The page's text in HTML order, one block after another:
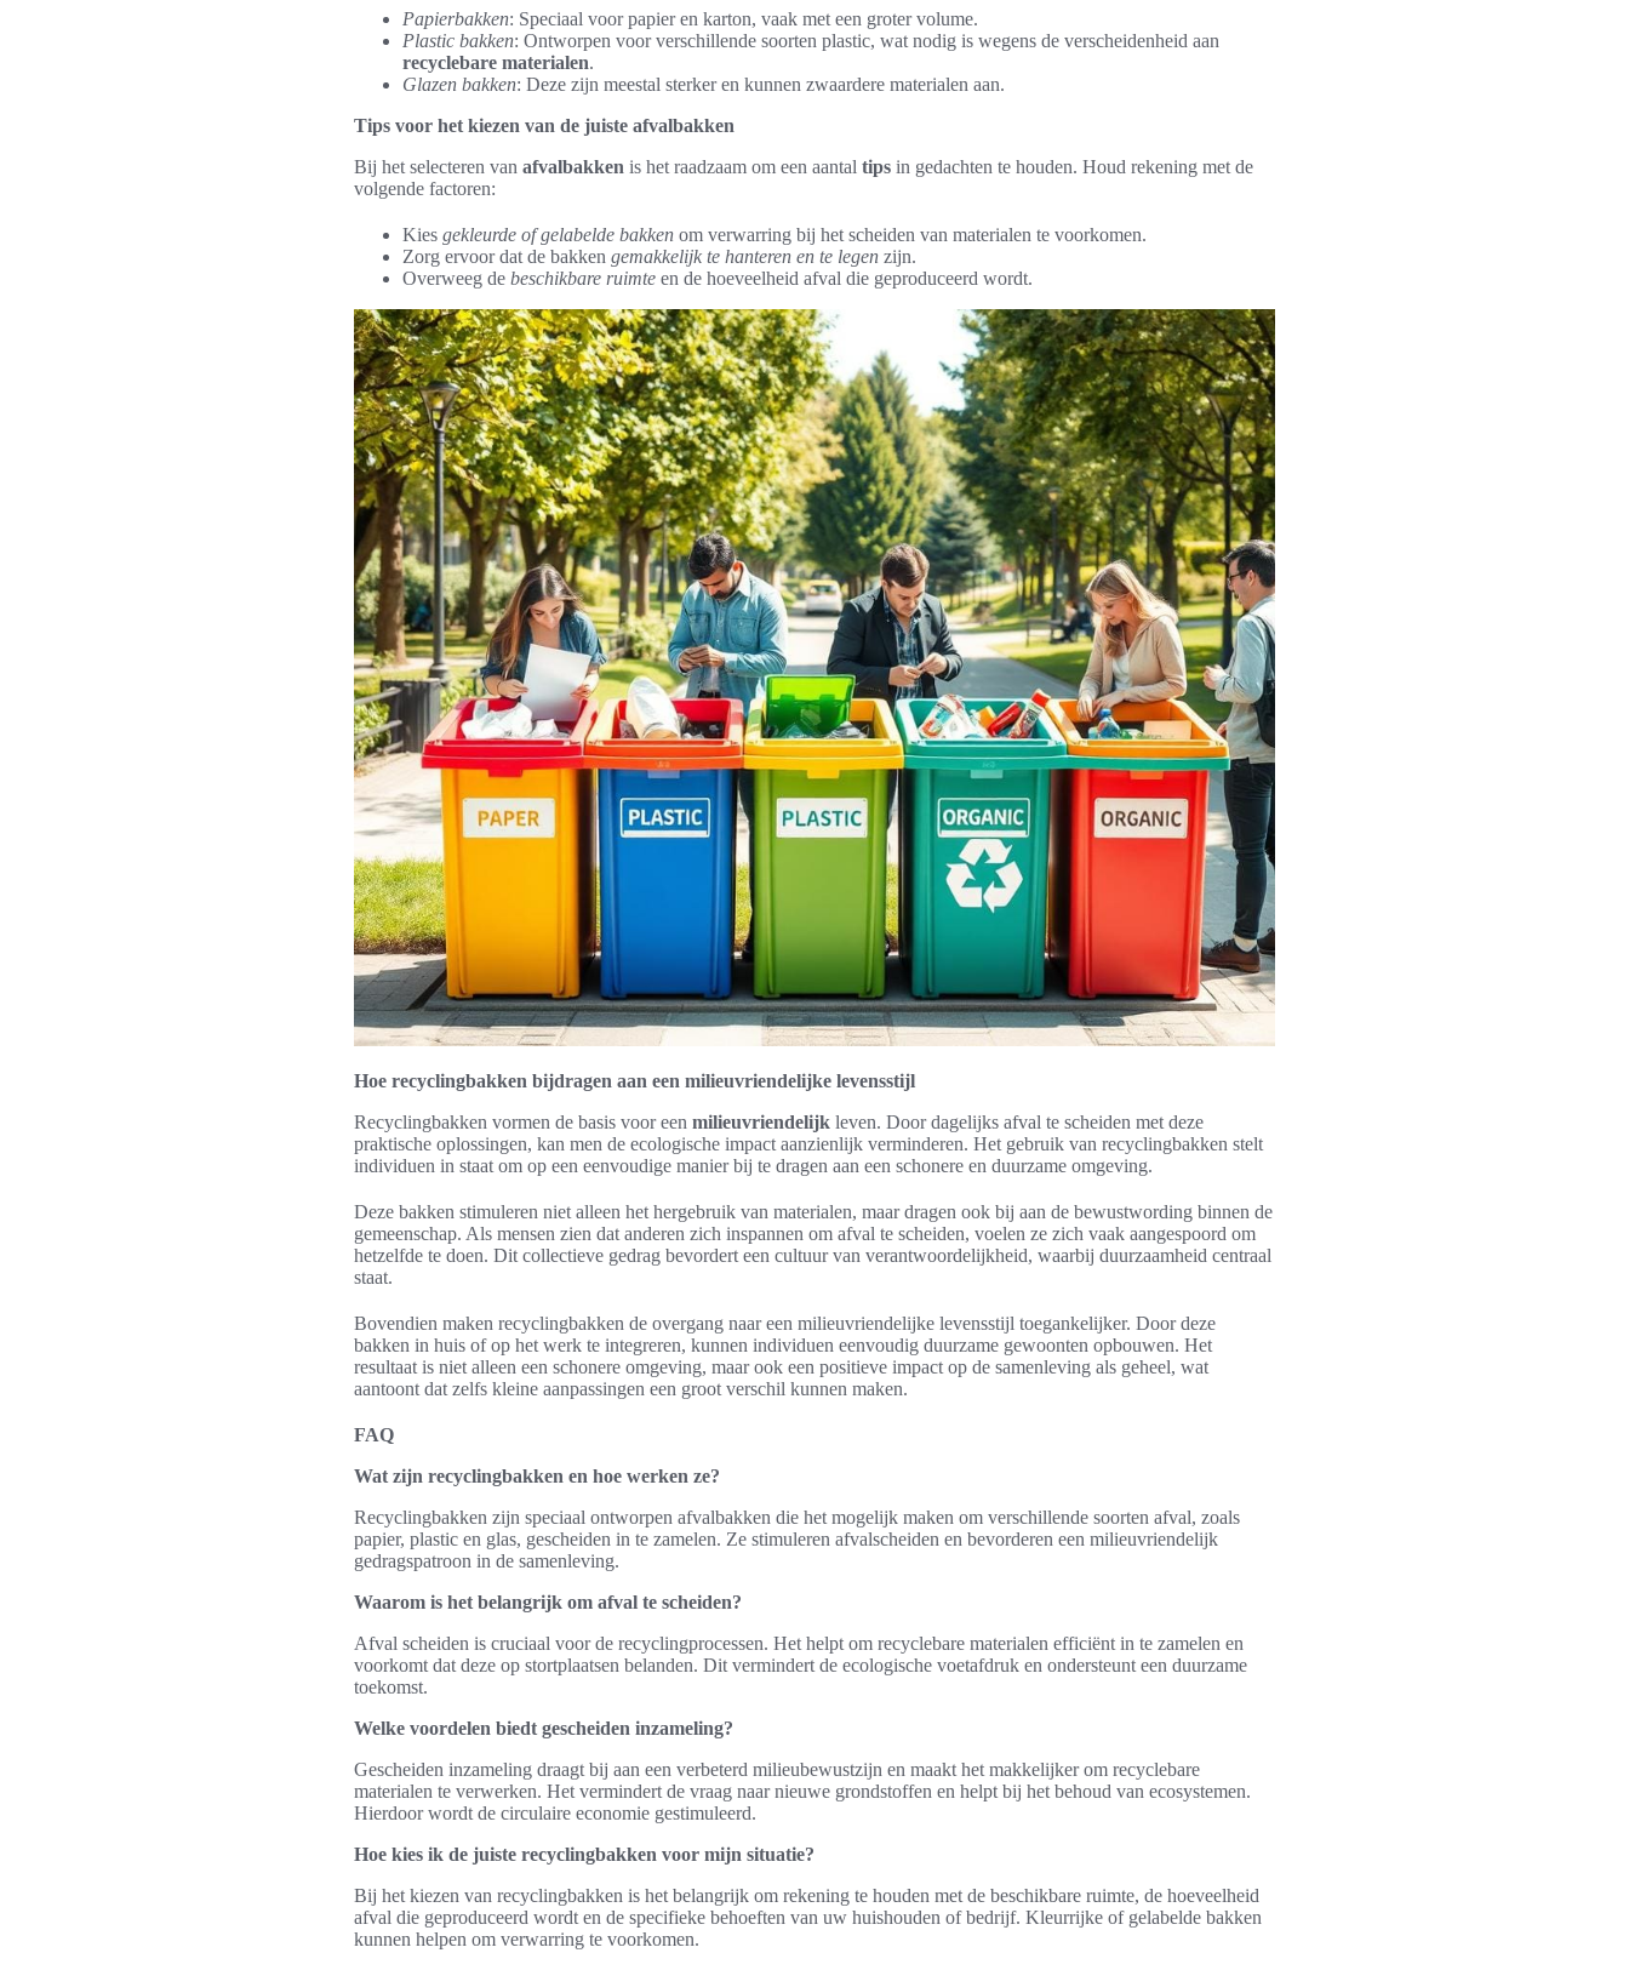
Papierbakken: Speciaal voor papier en karton, vaak met een groter volume.
Plastic bakken: Ontworpen voor verschillende soorten plastic, wat nodig is wegens de verscheidenheid aan
recyclebare materialen.
Glazen bakken: Deze zijn meestal sterker en kunnen zwaardere materialen aan.
Tips voor het kiezen van de juiste afvalbakken
Bij het selecteren van afvalbakken is het raadzaam om een aantal tips in gedachten te houden. Houd rekening met de
volgende factoren:
Kies gekleurde of gelabelde bakken om verwarring bij het scheiden van materialen te voorkomen.
Zorg ervoor dat de bakken gemakkelijk te hanteren en te legen zijn.
Overweeg de beschikbare ruimte en de hoeveelheid afval die geproduceerd wordt.
Hoe recyclingbakken bijdragen aan een milieuvriendelijke levensstijl
Recyclingbakken vormen de basis voor een milieuvriendelijk leven. Door dagelijks afval te scheiden met deze
praktische oplossingen, kan men de ecologische impact aanzienlijk verminderen. Het gebruik van recyclingbakken stelt
individuen in staat om op een eenvoudige manier bij te dragen aan een schonere en duurzame omgeving.
Deze bakken stimuleren niet alleen het hergebruik van materialen, maar dragen ook bij aan de bewustwording binnen de
gemeenschap. Als mensen zien dat anderen zich inspannen om afval te scheiden, voelen ze zich vaak aangespoord om
hetzelfde te doen. Dit collectieve gedrag bevordert een cultuur van verantwoordelijkheid, waarbij duurzaamheid centraal
staat.
Bovendien maken recyclingbakken de overgang naar een milieuvriendelijke levensstijl toegankelijker. Door deze
bakken in huis of op het werk te integreren, kunnen individuen eenvoudig duurzame gewoonten opbouwen. Het
resultaat is niet alleen een schonere omgeving, maar ook een positieve impact op de samenleving als geheel, wat
aantoont dat zelfs kleine aanpassingen een groot verschil kunnen maken.
FAQ
Wat zijn recyclingbakken en hoe werken ze?
Recyclingbakken zijn speciaal ontworpen afvalbakken die het mogelijk maken om verschillende soorten afval, zoals
papier, plastic en glas, gescheiden in te zamelen. Ze stimuleren afvalscheiden en bevorderen een milieuvriendelijk
gedragspatroon in de samenleving.
Waarom is het belangrijk om afval te scheiden?
Afval scheiden is cruciaal voor de recyclingprocessen. Het helpt om recyclebare materialen efficiënt in te zamelen en
voorkomt dat deze op stortplaatsen belanden. Dit vermindert de ecologische voetafdruk en ondersteunt een duurzame
toekomst.
Welke voordelen biedt gescheiden inzameling?
Gescheiden inzameling draagt bij aan een verbeterd milieubewustzijn en maakt het makkelijker om recyclebare
materialen te verwerken. Het vermindert de vraag naar nieuwe grondstoffen en helpt bij het behoud van ecosystemen.
Hierdoor wordt de circulaire economie gestimuleerd.
Hoe kies ik de juiste recyclingbakken voor mijn situatie?
Bij het kiezen van recyclingbakken is het belangrijk om rekening te houden met de beschikbare ruimte, de hoeveelheid
afval die geproduceerd wordt en de specifieke behoeften van uw huishouden of bedrijf. Kleurrijke of gelabelde bakken
kunnen helpen om verwarring te voorkomen.